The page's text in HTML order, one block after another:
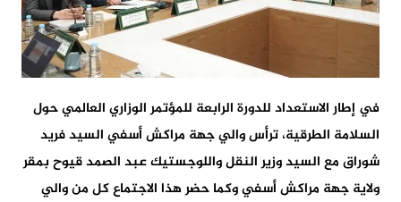
في إطار الاستعداد للدورة الرابعة للمؤتمر الوزاري العالمي حول
السلامة الطرقية، ترأس والي جهة مراكش أسفي السيد فريد
شوراق مع السيد وزير النقل واللوجستيك عبد الصمد قيوح بمقر
ولاية جهة مراكش أسفي وكما حضر هذا الاجتماع كل من والي